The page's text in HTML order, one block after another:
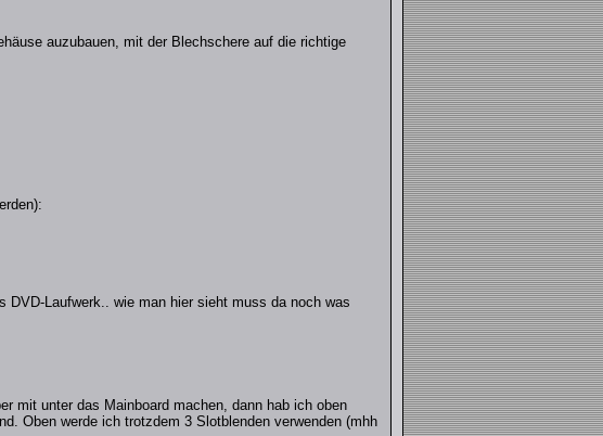
auzubauen, mit der Blechschere auf die richtige
Laufwerk.. wie man hier sieht muss da noch was
mit unter das Mainboard machen, dann hab ich oben
Oben werde ich trotzdem 3 Slotblenden verwenden (mhh